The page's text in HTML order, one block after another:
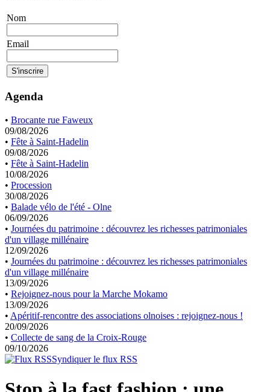
Nom
Email
Agenda
• Brocante rue Faweux
09/08/2026
• Fête à Saint-Hadelin
09/08/2026
• Fête à Saint-Hadelin
10/08/2026
• Procession
30/08/2026
• Balade vélo de l'été - Olne
06/09/2026
• Journées du patrimoine : découvrez les richesses patrimoniales
d'un village millénaire
12/09/2026
• Journées du patrimoine : découvrez les richesses patrimoniales
d'un village millénaire
13/09/2026
• Rejoignez-nous pour la Marche Mokamo
13/09/2026
• Apéritif-rencontre des associations olnoises : rejoignez-nous !
20/09/2026
• Collecte de sang de la Croix-Rouge
09/10/2026
Syndiquer le flux RSS